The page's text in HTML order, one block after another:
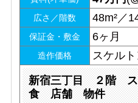
広さ／階数 48m²／
保証金・敷金 6ヶ月
造作価格 スケルト
新宿三丁目 ２階
食 店舗 物件